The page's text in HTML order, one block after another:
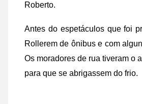
Roberto.
Antes do espetáculos que foi
Rollerem de ônibus e com
Os moradores de rua tiveram o
para que se abrigassem do frio.